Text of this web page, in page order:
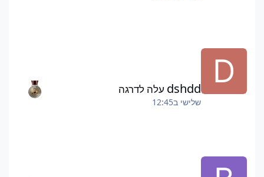
dshdd עלה לדרגה
שלישי ב12:45